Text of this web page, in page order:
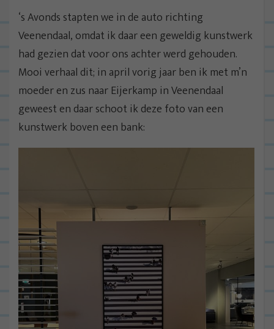
‘s Avonds stapten we in de auto richting
Veenendaal, omdat ik daar een geweldig kunstwerk
had gezien dat voor ons achter werd gehouden.
Mooi verhaal dit; in april vorig jaar ben ik met m’n
moeder en zus naar Eijerkamp in Veenendaal
geweest en daar schoot ik deze foto van een
kunstwerk boven een bank: